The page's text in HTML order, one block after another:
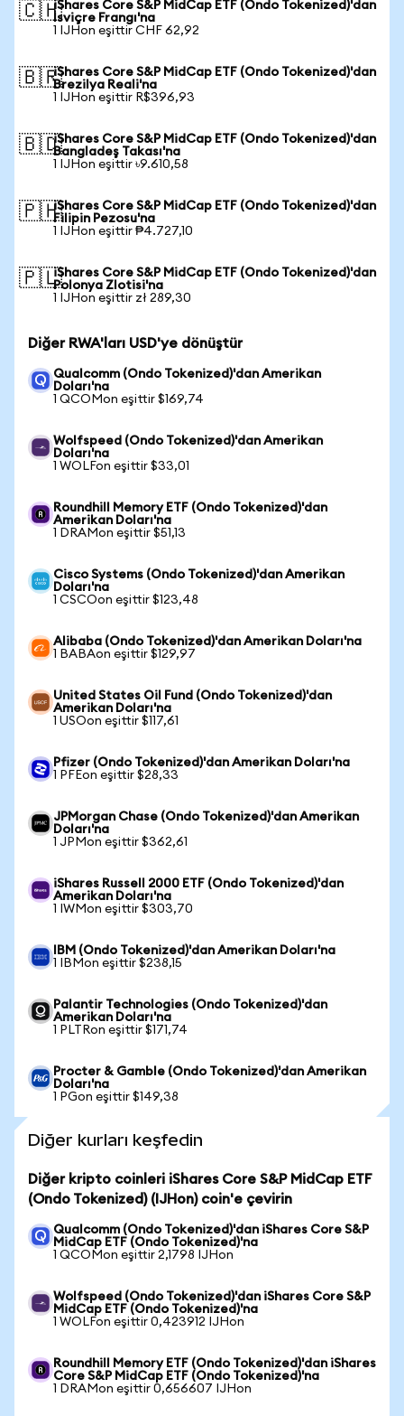
🇨🇭iShares Core S&P MidCap ETF (Ondo Tokenized)'dan
İsviçre Frangı'na
1 IJHon eşittir CHF 62,92
🇧🇷iShares Core S&P MidCap ETF (Ondo Tokenized)'dan
Brezilya Reali'na
1 IJHon eşittir R$396,93
🇧🇩iShares Core S&P MidCap ETF (Ondo Tokenized)'dan
Bangladeş Takası'na
1 IJHon eşittir ৳9.610,58
🇵🇭iShares Core S&P MidCap ETF (Ondo Tokenized)'dan
Filipin Pezosu'na
1 IJHon eşittir ₱4.727,10
🇵🇱iShares Core S&P MidCap ETF (Ondo Tokenized)'dan
Polonya Zlotisi'na
1 IJHon eşittir zł 289,30
Diğer RWA'ları USD'ye dönüştür
Qualcomm (Ondo Tokenized)'dan Amerikan
Doları'na
1 QCOMon eşittir $169,74
Wolfspeed (Ondo Tokenized)'dan Amerikan
Doları'na
1 WOLFon eşittir $33,01
Roundhill Memory ETF (Ondo Tokenized)'dan
Amerikan Doları'na
1 DRAMon eşittir $51,13
Cisco Systems (Ondo Tokenized)'dan Amerikan
Doları'na
1 CSCOon eşittir $123,48
Alibaba (Ondo Tokenized)'dan Amerikan Doları'na
1 BABAon eşittir $129,97
United States Oil Fund (Ondo Tokenized)'dan
Amerikan Doları'na
1 USOon eşittir $117,61
Pfizer (Ondo Tokenized)'dan Amerikan Doları'na
1 PFEon eşittir $28,33
JPMorgan Chase (Ondo Tokenized)'dan Amerikan
Doları'na
1 JPMon eşittir $362,61
iShares Russell 2000 ETF (Ondo Tokenized)'dan
Amerikan Doları'na
1 IWMon eşittir $303,70
IBM (Ondo Tokenized)'dan Amerikan Doları'na
1 IBMon eşittir $238,15
Palantir Technologies (Ondo Tokenized)'dan
Amerikan Doları'na
1 PLTRon eşittir $171,74
Procter & Gamble (Ondo Tokenized)'dan Amerikan
Doları'na
1 PGon eşittir $149,38
Diğer kurları keşfedin
Diğer kripto coinleri iShares Core S&P MidCap ETF
(Ondo Tokenized) (IJHon) coin'e çevirin
Qualcomm (Ondo Tokenized)'dan iShares Core S&P
MidCap ETF (Ondo Tokenized)'na
1 QCOMon eşittir 2,1798 IJHon
Wolfspeed (Ondo Tokenized)'dan iShares Core S&P
MidCap ETF (Ondo Tokenized)'na
1 WOLFon eşittir 0,423912 IJHon
Roundhill Memory ETF (Ondo Tokenized)'dan iShares
Core S&P MidCap ETF (Ondo Tokenized)'na
1 DRAMon eşittir 0,656607 IJHon